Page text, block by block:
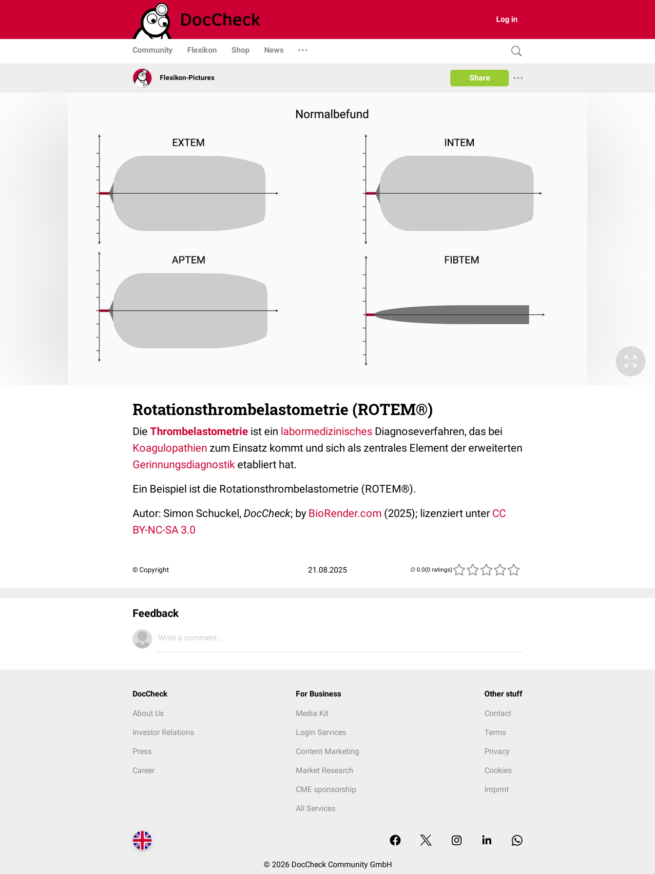
Log in
Community Flexikon Shop News
Flexikon-Pictures Share
Rotationsthrombelastometrie (ROTEM®)
Die Thrombelastometrie ist ein labormedizinisches Diagnoseverfahren, das bei
Koagulopathien zum Einsatz kommt und sich als zentrales Element der erweiterten
Gerinnungsdiagnostik etabliert hat.
Ein Beispiel ist die Rotationsthrombelastometrie (ROTEM®).
Autor: Simon Schuckel, DocCheck; by BioRender.com (2025); lizenziert unter CC
BY-NC-SA 3.0
© Copyright 21.08.2025 (0 ratings)
Feedback
Write a comment...
DocCheck
About Us
Investor Relations
Press
Career
For Business
Media Kit
Login Services
Content Marketing
Market Research
CME sponsorship
All Services
Other stuff
Contact
Terms
Privacy
Cookies
Imprint
© 2026 DocCheck Community GmbH